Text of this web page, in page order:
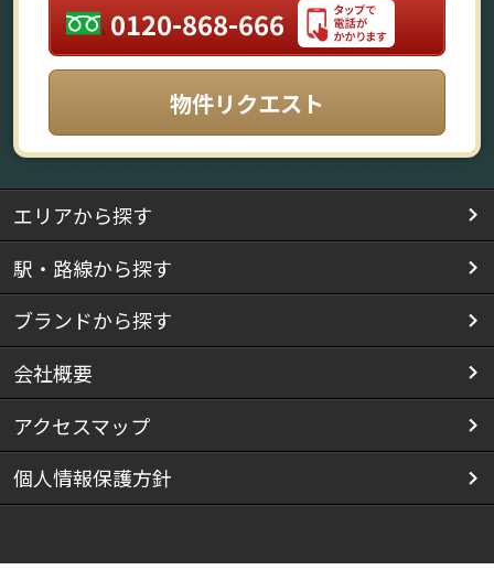
0120-868-666
物件リクエスト
エリアから探す
駅・路線から探す
ブランドから探す
会社概要
アクセスマップ
個人情報保護方針